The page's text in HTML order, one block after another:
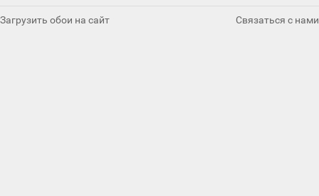
Загрузить обои на сайт Связаться с нами